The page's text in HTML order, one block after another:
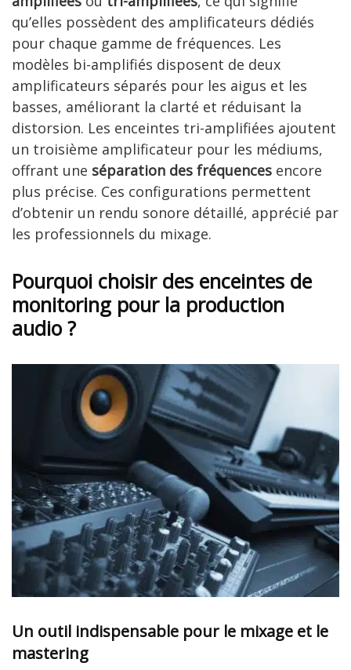
qu’elles possèdent des amplificateurs dédiés
pour chaque gamme de fréquences. Les
modèles bi-amplifiés disposent de deux
amplificateurs séparés pour les aigus et les
basses, améliorant la clarté et réduisant la
distorsion. Les enceintes tri-amplifiées ajoutent
un troisième amplificateur pour les médiums,
offrant une séparation des fréquences encore
plus précise. Ces configurations permettent
d’obtenir un rendu sonore détaillé, apprécié par
les professionnels du mixage.
Pourquoi choisir des enceintes de
monitoring pour la production
audio ?
Un outil indispensable pour le mixage et le
mastering